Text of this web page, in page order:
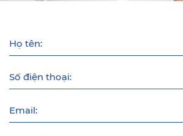
Họ tên:
Số điện thoại:
Email: